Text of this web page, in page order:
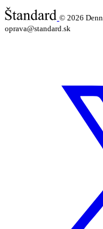
© 2026
oprava@standard.sk